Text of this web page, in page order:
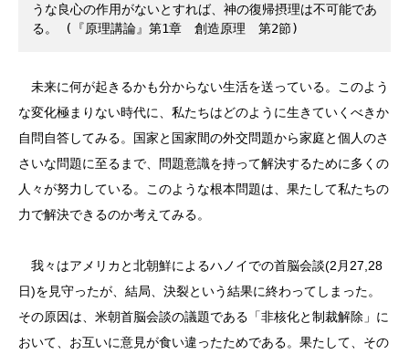
うな良心の作用がないとすれば、神の復帰摂理は不可能であ
る。 (『原理講論』第1章　創造原理　第2節)
未来に何が起きるかも分からない生活を送っている。このよう
な変化極まりない時代に、私たちはどのように生きていくべきか
自問自答してみる。国家と国家間の外交問題から家庭と個人のさ
さいな問題に至るまで、問題意識を持って解決するために多くの
人々が努力している。このような根本問題は、果たして私たちの
力で解決できるのか考えてみる。
我々はアメリカと北朝鮮によるハノイでの首脳会談(2月27,28
日)を見守ったが、結局、決裂という結果に終わってしまった。
その原因は、米朝首脳会談の議題である「非核化と制裁解除」に
おいて、お互いに意見が食い違ったためである。果たして、その